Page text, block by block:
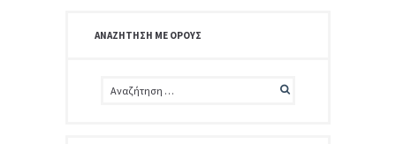
ΑΝΑΖΉΤΗΣΗ ΜΕ ΌΡΟΥΣ